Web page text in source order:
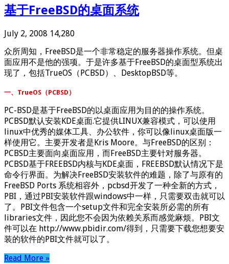
基于FreeBSD的桌面系统
July 2, 2008 14,280
众所周知，FreeBSD是一个非常稳定的服务器操作系统。但桌
面应用不是他的强项。于是许多基于FreeBSD的桌面型系统出
现了，包括TrueOS（PCBSD）、DesktopBSD等。
一、TrueOS（PCBSD）
PC-BSD是基于FreeBSD的以桌面应用为目的的操作系统。
PCBSD默认安装KDE桌面.它提供LINUX兼容模式，可以使用
linux中优秀的媒体工具、办公软件，你可以像linux桌面版一
样使用它。主要开发者是Kris Moore。与FreeBSD的区别：
PCBSD主要面向桌面应用，而FreeBSD主要针对服务器。
PCBSD基于FREEBSD内核与KDE桌面，FREEBSD默认情况下是
命令行界面。为解决FreeBSD安装软件的难题，除了与原有的
FreeBSD Ports 系统相容外，pcbsd开发了一种全新的方式，
PBI，通过PBI安装软件跟windows中一样，只需要双击就可以
了。PBI文件包含一个setup文件和完全安装所必需的所有
libraries文件，因此您不会因为依赖关系而感觉麻烦。PBI文
件可以在 http://www.pbidir.com/得到，只需要下载您想要安
装的软件的PBI文件就可以了。
Read More »